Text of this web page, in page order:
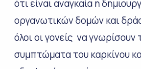
ότι είναι αναγκαία η
οργανωτικών δομών και
όλοι οι γονείς να
συμπτώματα του καρκίνου